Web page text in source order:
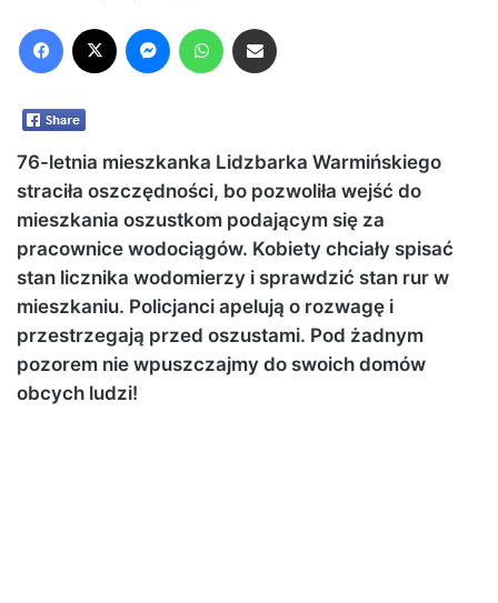
76-letnia mieszkanka Lidzbarka Warmińskiego
straciła oszczędności, bo pozwoliła wejść do
mieszkania oszustkom podającym się za
pracownice wodociągów. Kobiety chciały spisać
stan licznika wodomierzy i sprawdzić stan rur w
mieszkaniu. Policjanci apelują o rozwagę i
przestrzegają przed oszustami. Pod żadnym
pozorem nie wpuszczajmy do swoich domów
obcych ludzi!